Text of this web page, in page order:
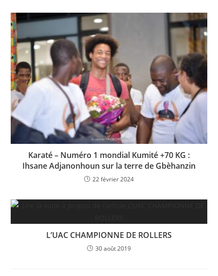
Karaté – Numéro 1 mondial Kumité +70 KG :
Ihsane Adjanonhoun sur la terre de Gbèhanzin
22 février 2024
L’UAC CHAMPIONNE DE ROLLERS
30 août 2019